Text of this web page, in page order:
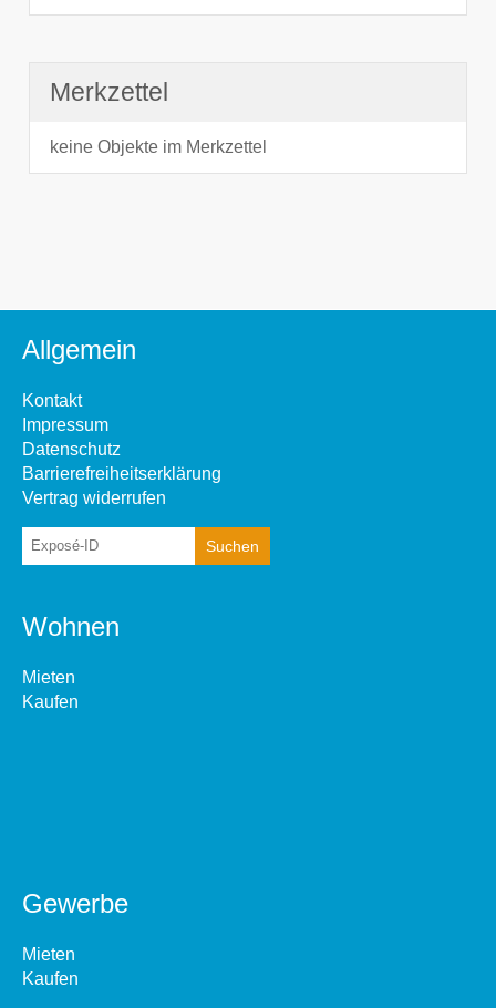
Merkzettel
keine Objekte im Merkzettel
Allgemein
Kontakt
Impressum
Datenschutz
Barrierefreiheitserklärung
Vertrag widerrufen
Wohnen
Mieten
Kaufen
Gewerbe
Mieten
Kaufen